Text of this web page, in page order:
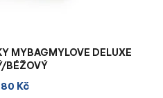
MYBAGMYLOVE DELUXE
BÉŽOVÝ
Kč